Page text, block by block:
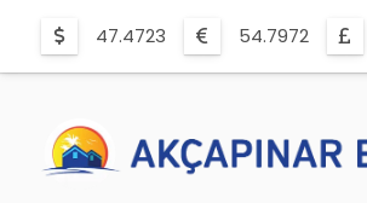
47.4723 54.7972